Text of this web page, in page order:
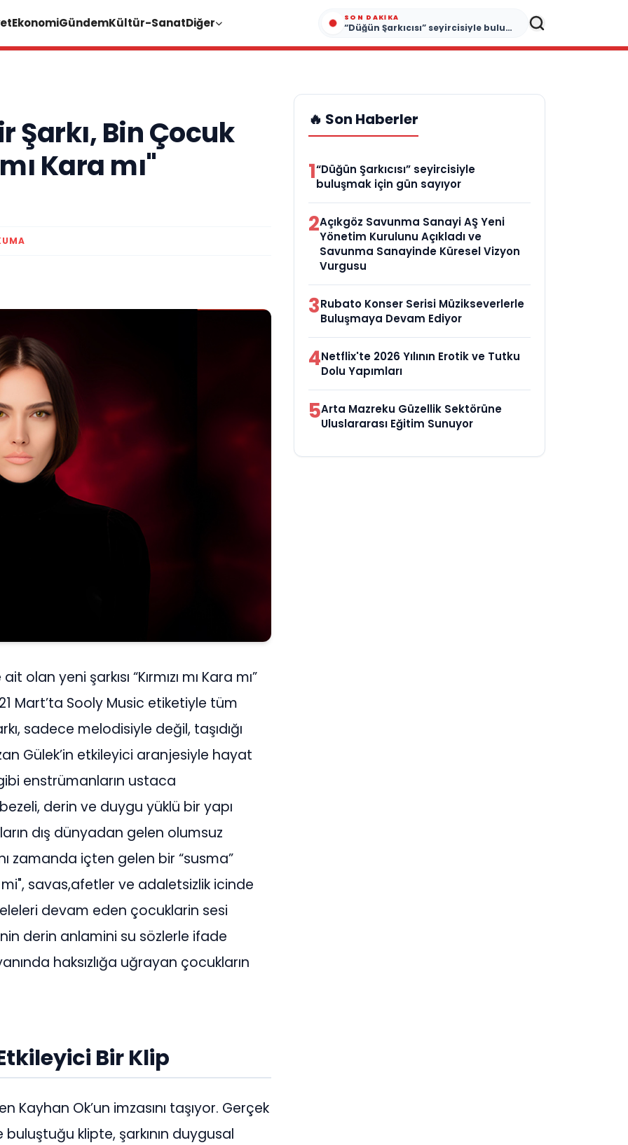
EkonomiGündemKültür-SanatDiğer SON DAKIKA
“Düğün Şarkıcısı” seyircisiyle buluşmak için gün sayıyor
Şarkı, Bin Çocuk
Kara mı"
yeni şarkısı “Kırmızı mı Kara mı”
Mart’ta Sooly Music etiketiyle tüm
sadece melodisiyle değil, taşıdığı
Gülek’in etkileyici aranjesiyle hayat
enstrümanların ustaca
derin ve duygu yüklü bir yapı
dış dünyadan gelen olumsuz
zamanda içten gelen bir “susma”
mi", savas,afetler ve adaletsizlik icinde
devam eden çocuklarin sesi
derin anlamini su sözlerle ifade
haksızlığa uğrayan çocukların
Bir Klip
Kayhan Ok’un imzasını taşıyor. Gerçek
klipte, şarkının duygusal
🔥 Son Haberler
1“Düğün Şarkıcısı” seyircisiyle
buluşmak için gün sayıyor
2Açıkgöz Savunma Sanayi AŞ Yeni
Yönetim Kurulunu Açıkladı ve
Savunma Sanayinde Küresel Vizyon
Vurgusu
3Rubato Konser Serisi Müzikseverlerle
Buluşmaya Devam Ediyor
4Netflix'te 2026 Yılının Erotik ve Tutku
Dolu Yapımları
5Arta Mazreku Güzellik Sektörüne
Uluslararası Eğitim Sunuyor